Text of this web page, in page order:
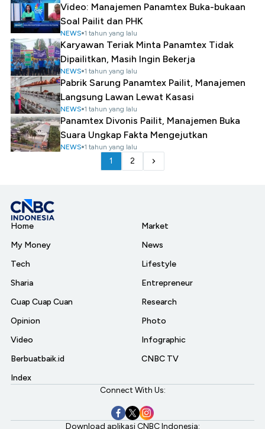
Video: Manajemen Panamtex Buka-bukaan
Soal Pailit dan PHK
NEWS 1 tahun yang lalu
Karyawan Teriak Minta Panamtex Tidak
Dipailitkan, Masih Ingin Bekerja
NEWS 1 tahun yang lalu
Pabrik Sarung Panamtex Pailit, Manajemen
Langsung Lawan Lewat Kasasi
NEWS 1 tahun yang lalu
Panamtex Divonis Pailit, Manajemen Buka
Suara Ungkap Fakta Mengejutkan
NEWS 1 tahun yang lalu
1 2
Home
My Money
Tech
Sharia
Cuap Cuap Cuan
Opinion
Video
Berbuatbaik.id
Index
Market
News
Lifestyle
Entrepreneur
Research
Photo
Infographic
CNBC TV
Connect With Us:
Download aplikasi CNBC Indonesia: